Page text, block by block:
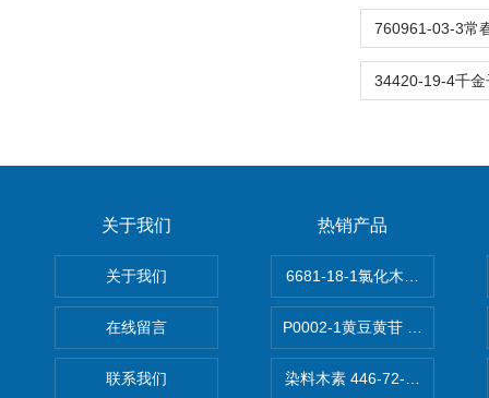
关于我们
关于我们
在线留言
联系我们
热销产品
6681-18-1氯化木兰花碱
P0002-1黄豆黄苷 40246-10-
染料木素 446-72-0